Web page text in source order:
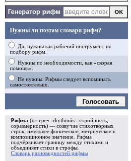
Генератор рифм
Нужны ли поэтам словари рифм?
Да, нужны как рабочий инструмент по
подбору рифм.
Нужны по необходимости, как «скорая
помощь».
Не нужны. Рифмы следует вспоминать
самостоятельно.
Голосовать
Рифма (от греч. rhythmós - стройность,
соразмерность) — созвучие стихотворных
строк, имеющее фоническое, метрическое и
композиционное значение. Рифма
подчёркивает границу между стихами и
объединяет стихи в строфы
Словарь разновидностей рифмы